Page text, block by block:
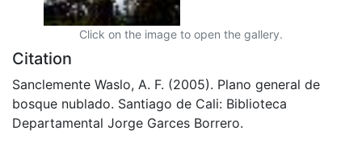
Click on the image to open the gallery.
Citation
Sanclemente Waslo, A. F. (2005). Plano general de
bosque nublado. Santiago de Cali: Biblioteca
Departamental Jorge Garces Borrero.